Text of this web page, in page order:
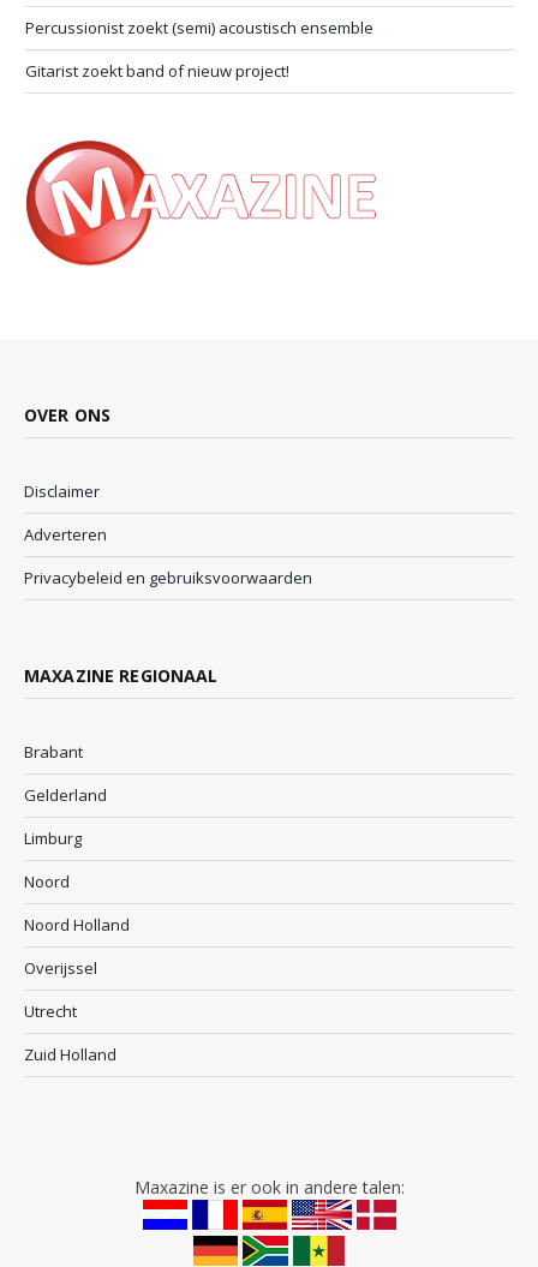
Percussionist zoekt (semi) acoustisch ensemble
Gitarist zoekt band of nieuw project!
OVER ONS
Disclaimer
Adverteren
Privacybeleid en gebruiksvoorwaarden
MAXAZINE REGIONAAL
Brabant
Gelderland
Limburg
Noord
Noord Holland
Overijssel
Utrecht
Zuid Holland
Maxazine is er ook in andere talen: